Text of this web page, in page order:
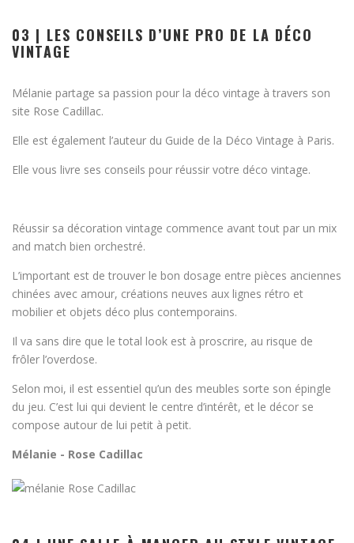
03 | LES CONSEILS D’UNE PRO DE LA DÉCO
VINTAGE
Mélanie partage sa passion pour la déco vintage à travers son
site Rose Cadillac.
Elle est également l’auteur du Guide de la Déco Vintage à Paris.
Elle vous livre ses conseils pour réussir votre déco vintage.
Réussir sa décoration vintage commence avant tout par un mix
and match bien orchestré.
L’important est de trouver le bon dosage entre pièces anciennes
chinées avec amour, créations neuves aux lignes rétro et
mobilier et objets déco plus contemporains.
Il va sans dire que le total look est à proscrire, au risque de
frôler l’overdose.
Selon moi, il est essentiel qu’un des meubles sorte son épingle
du jeu. C’est lui qui devient le centre d’intérêt, et le décor se
compose autour de lui petit à petit.
Mélanie - Rose Cadillac